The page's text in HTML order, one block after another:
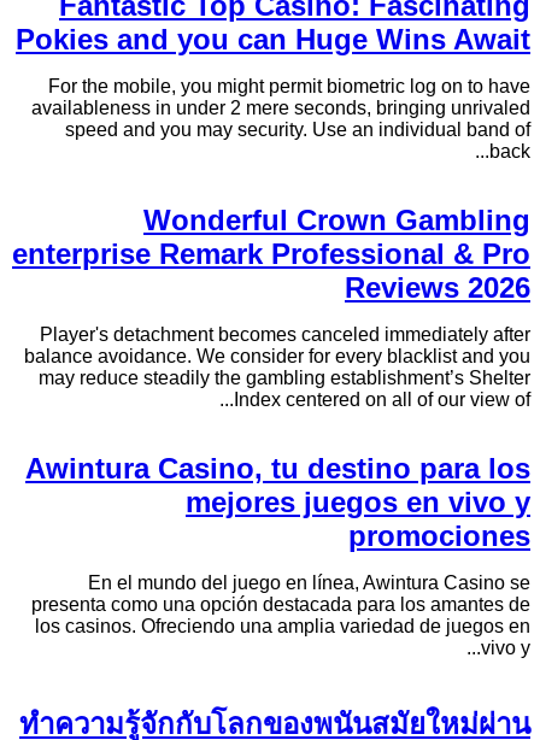
Pokies and you can Huge Wins Await
For the mobile, you might permit biometric log on to have
availableness in under 2 mere seconds, bringing unrivaled
speed and you may security. Use an individual band of
back...
Wonderful Crown Gambling
enterprise Remark Professional & Pro
Reviews 2026
Player's detachment becomes canceled immediately after
balance avoidance. We consider for every blacklist and you
may reduce steadily the gambling establishment’s Shelter
Index centered on all of our view of...
Awintura Casino, tu destino para los
mejores juegos en vivo y
promociones
En el mundo del juego en línea, Awintura Casino se
presenta como una opción destacada para los amantes de
los casinos. Ofreciendo una amplia variedad de juegos en
vivo y...
ทำความรู้จักกับโลกของพนันสมัยใหม่ผ่าน